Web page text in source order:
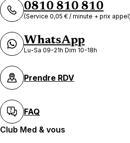
0810 810 810
(Service 0,05 € / minute + prix appel)
WhatsApp
Lu-Sa 09-21h Dim 10-18h
Prendre RDV
FAQ
Club Med & vous